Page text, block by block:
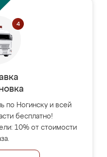
по Ногинску и всей
бесплатно!
10% от стоимости